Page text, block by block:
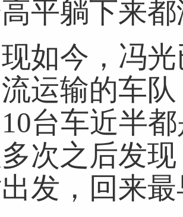
平躺下来
今，冯光
运输的车
台车近半
次之后发
发，回来